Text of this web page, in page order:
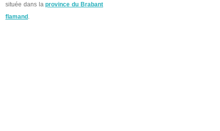
située dans laprovince du Brabant
flamand .